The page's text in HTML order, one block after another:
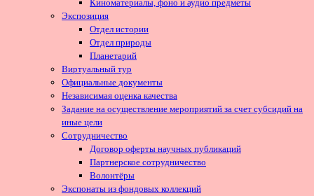
Киноматериалы, фоно и аудио предметы
Экспозиция
Отдел истории
Отдел природы
Планетарий
Виртуальный тур
Официальные документы
Независимая оценка качества
Задание на осуществление мероприятий за счет субсидий на
иные цели
Сотрудничество
Договор оферты научных публикаций
Партнерское сотрудничество
Волонтёры
Экспонаты из фондовых коллекций